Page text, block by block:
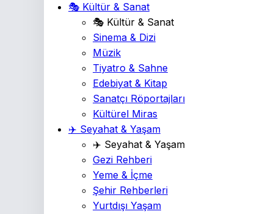
🎭 Kültür & Sanat
🎭 Kültür & Sanat
Sinema & Dizi
Müzik
Tiyatro & Sahne
Edebiyat & Kitap
Sanatçı Röportajları
Kültürel Miras
✈️ Seyahat & Yaşam
✈️ Seyahat & Yaşam
Gezi Rehberi
Yeme & İçme
Şehir Rehberleri
Yurtdışı Yaşam